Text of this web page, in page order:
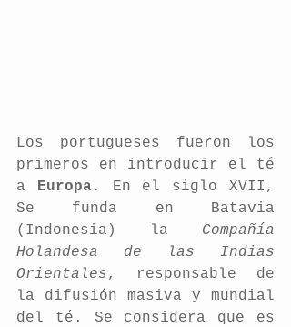
Los portugueses fueron los
primeros en introducir el té
a Europa. En el siglo XVII,
Se funda en Batavia
(Indonesia) la Compañía
Holandesa de las Indias
Orientales, responsable de
la difusión masiva y mundial
del té. Se considera que es